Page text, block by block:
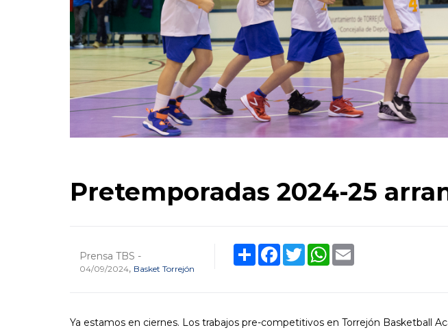
Pretemporadas 2024-25
Prensa TBS -
04/09/2024, Basket Torrejón
Share Facebook
TwitterWhatsApp
Ya estamos en ciernes. Los trabajos pre-competitivos en Torrejón Basketball